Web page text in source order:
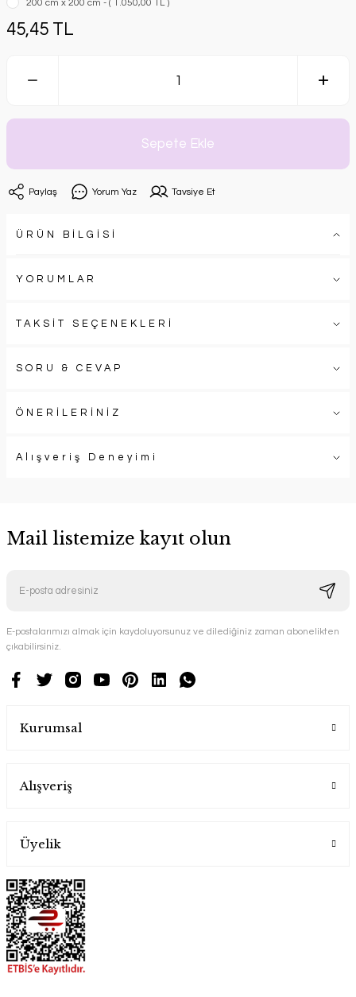
200 cm x 200 cm - ( 1.050,00 TL )
45,45 TL
Sepete Ekle
Paylaş Yorum Yaz Tavsiye Et
ÜRÜN BİLGİSİ
YORUMLAR
TAKSİT SEÇENEKLERİ
SORU & CEVAP
ÖNERİLERİNİZ
Alışveriş Deneyimi
Mail listemize kayıt olun
E-postalarımızı almak için kaydoluyorsunuz ve dilediğiniz zaman abonelikten
çıkabilirsiniz.
Kurumsal
Alışveriş
Üyelik